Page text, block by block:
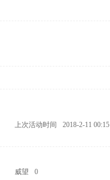
上次活动时间
2018-2-11 00:15
威望
0